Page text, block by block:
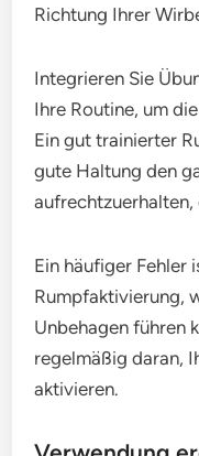
Richtung Ihrer
Integrieren Sie
Ihre Routine, um
Ein gut trainierter
gute Haltung den
aufrechtzuerhalten,
Ein häufiger Fehler
Rumpfaktivierung,
Unbehagen führen
regelmäßig daran,
aktivieren.